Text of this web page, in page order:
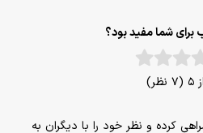
برای شما مفید بود؟
کرده و نظر خود را با دیگران به